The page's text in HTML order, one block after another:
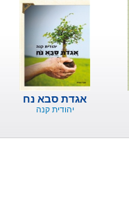
אגדת סבא נח
יהודית קנה